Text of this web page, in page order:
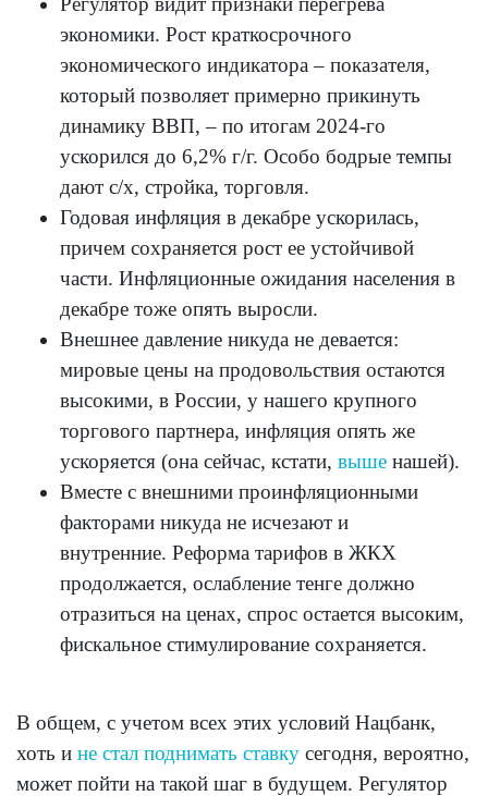
экономики. Рост краткосрочного
экономического индикатора – показателя,
который позволяет примерно прикинуть
динамику ВВП, – по итогам 2024-го
ускорился до 6,2% г/г. Особо бодрые темпы
дают с/х, стройка, торговля.
Годовая инфляция в декабре ускорилась,
причем сохраняется рост ее устойчивой
части. Инфляционные ожидания населения в
декабре тоже опять выросли.
Внешнее давление никуда не девается:
мировые цены на продовольствия остаются
высокими, в России, у нашего крупного
торгового партнера, инфляция опять же
ускоряется (она сейчас, кстати, выше нашей).
Вместе с внешними проинфляционными
факторами никуда не исчезают и
внутренние. Реформа тарифов в ЖКХ
продолжается, ослабление тенге должно
отразиться на ценах, спрос остается высоким,
фискальное стимулирование сохраняется.
В общем, с учетом всех этих условий Нацбанк,
хоть и не стал поднимать ставку сегодня, вероятно,
может пойти на такой шаг в будущем. Регулятор